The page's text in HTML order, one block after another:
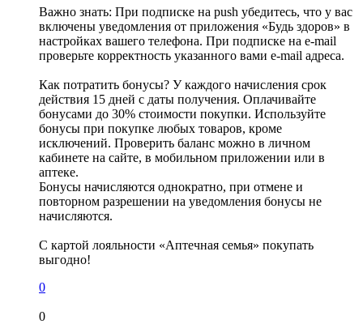
Важно знать: При подписке на push убедитесь, что у вас
включены уведомления от приложения «Будь здоров» в
настройках вашего телефона. При подписке на e-mail
проверьте корректность указанного вами e-mail адреса.
Как потратить бонусы? У каждого начисления срок
действия 15 дней с даты получения. Оплачивайте
бонусами до 30% стоимости покупки. Используйте
бонусы при покупке любых товаров, кроме
исключений. Проверить баланс можно в личном
кабинете на сайте, в мобильном приложении или в
аптеке.
Бонусы начисляются однократно, при отмене и
повторном разрешении на уведомления бонусы не
начисляются.
С картой лояльности «Аптечная семья» покупать
выгодно!
0
0